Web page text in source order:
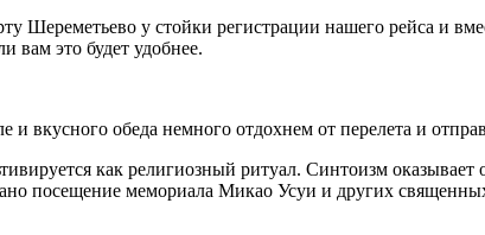
Шереметьево у стойки регистрации нашего рейса и
вам это будет удобнее.
вкусного обеда немного отдохнем от перелета и
как религиозный ритуал. Синтоизм оказывает
посещение мемориала Микао Усуи и других